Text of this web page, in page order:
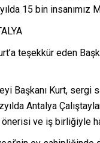
15 bin
teşekkür eden
Başkanı Kurt, sergi
Antalya
ve iş birliğiyle